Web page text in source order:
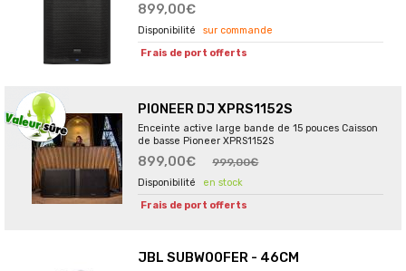
899,00€
sur commande
Frais de port offerts
PIONEER DJ XPRS1152S
Enceinte active large bande de 15 pouces Caisson
de basse Pioneer XPRS1152S
899,00€ 999,00€
en stock
Frais de port offerts
JBL SUBWOOFER - 46CM